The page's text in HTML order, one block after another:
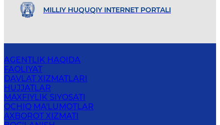
MILLIY HUQUQIY INTERNET PORTALI
AGENTLIK HAQIDA
FAOLIYAT
DAVLAT XIZMATLARI
HUJJATLAR
MAXFIYLIK SIYOSATI
OCHIQ MA'LUMOTLAR
AXBOROT XIZMATI